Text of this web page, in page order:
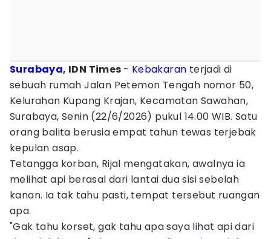
Surabaya, IDN Times - Kebakaran terjadi di
sebuah rumah Jalan Petemon Tengah nomor 50,
Kelurahan Kupang Krajan, Kecamatan Sawahan,
Surabaya, Senin (22/6/2026) pukul 14.00 WIB. Satu
orang balita berusia empat tahun tewas terjebak
kepulan asap.
Tetangga korban, Rijal mengatakan, awalnya ia
melihat api berasal dari lantai dua sisi sebelah
kanan. Ia tak tahu pasti, tempat tersebut ruangan
apa.
"Gak tahu korset, gak tahu apa saya lihat api dari